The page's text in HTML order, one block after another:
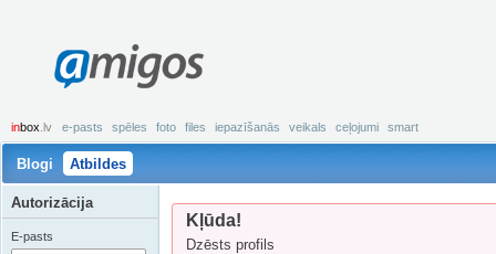
amigos
inbox .lv e-pasts spēles foto files iepazīšanās veikals ceļojumi smart
Blogi Atbildes
Kļūda!
Dzēsts profils
Autorizācija
E-pasts